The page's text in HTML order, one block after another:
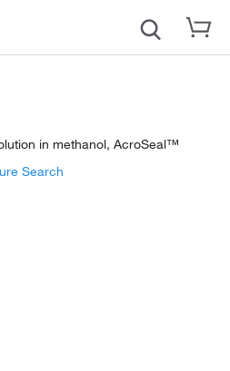
in methanol, AcroSeal™
Search